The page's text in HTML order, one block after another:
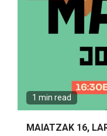
1 min read
MAIATZAK 16,